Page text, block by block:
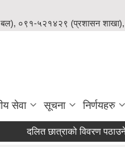
०९१-५२१४२९ (प्रशासन
सेवा सूचना निर्णयहरु
दलित छात्राको विवरण